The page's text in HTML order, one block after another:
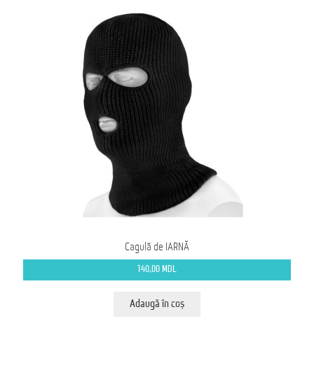
Cagulă de IARNĂ
140,00 MDL
Adaugă în coș